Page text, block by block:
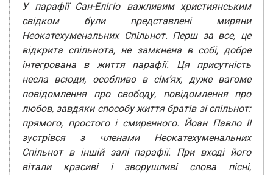
У парафії Сан-Елігіо важливим християнським
свідком були представлені миряни
Неокатехуменальних Спільнот. Перш за все, це
відкрита спільнота, не замкнена в собі, добре
інтегрована в життя парафії. Ця присутність
несла всюди, особливо в сім’ях, дуже вагоме
повідомлення про свободу, повідомлення про
любов, завдяки способу життя братів зі спільнот:
прямого, простого і смиренного. Йоан Павло ІІ
зустрівся з членами Неокатехуменальних
Спільнот в іншій залі парафії. При вході його
вітали красиві і зворушливі слова пісні,